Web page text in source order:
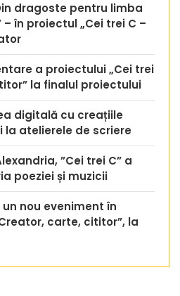
dragoste pentru limba
în proiectul „Cei trei C –
a proiectului „Cei trei
la finalul proiectului
digitală cu creațiile
atelierele de scriere
”Cei trei C” a
poeziei și muzicii
nou eveniment în
carte, cititor”, la